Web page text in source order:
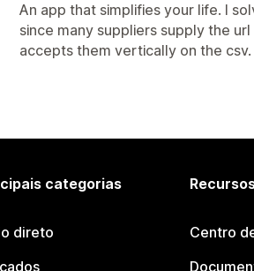
An app that simplifies your life. I
since many suppliers supply the
accepts them vertically on the csv.
categorias
direto
Centro